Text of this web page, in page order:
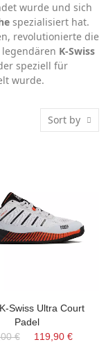
wurde und sich
spezialisiert hat.
revolutionierte die
K-Swiss
speziell für
wurde.
Sort by
Swiss Ultra Court
Padel
€
119,90 €